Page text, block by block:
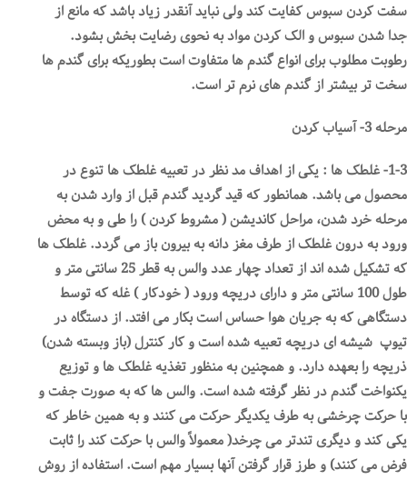
سفت کردن سبوس کفایت کند ولی نباید آنقدر زیاد باشد که مانع از
جدا شدن سبوس و الک کردن مواد به نحوی رضایت بخش بشود.
رطوبت مطلوب برای انواع گندم ها متفاوت است بطوریکه برای گندم ها
سخت تر بیشتر از گندم های نرم تر است.
مرحله 3- آسیاب کردن
1-3- غلطک ها : یکی از اهداف مد نظر در تعبیه غلطک ها تنوع در
محصول می باشد. همانطور که قید گردید گندم قبل از وارد شدن به
مرحله خرد شدن، مراحل کاندیشن ( مشروط کردن ) را طی و به محض
ورود به درون غلطک از طرف مغز دانه به بیرون باز می گردد. غلطک ها
که تشکیل شده اند از تعداد چهار عدد والس به قطر 25 سانتی متر و
طول 100 سانتی متر و دارای دریچه ورود ( خودکار ) غله که توسط
دستگاهی که به جریان هوا حساس است بکار می افتد. از دستگاه در
تیوپ شیشه ای دریچه تعبیه شده است و کار کنترل (باز وبسته شدن)
ذریچه را بعهده دارد. و همچنین به منظور تغذیه غلطک ها و توزیع
یکنواخت گندم در نظر گرفته شده است. والس ها که به صورت جفت و
با حرکت چرخشی به طرف یکدیگر حرکت می کنند و به همین خاطر که
یکی کند و دیگری تندتر می چرخد( معمولاً والس با حرکت کند را ثابت
فرض می کنند) و طرز قرار گرفتن آنها بسیار مهم است. استفاده از روش